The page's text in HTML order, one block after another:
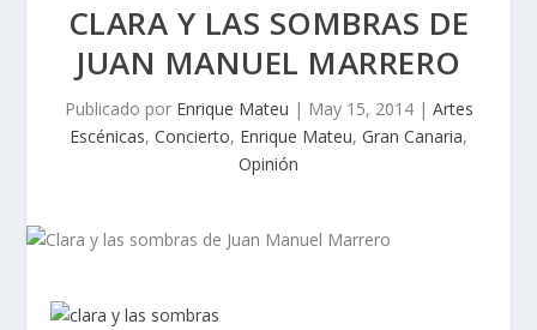
CLARA Y LAS SOMBRAS DE
JUAN MANUEL MARRERO
Publicado por Enrique Mateu | May 15, 2014| Artes
Escénicas, Concierto, Enrique Mateu, Gran Canaria,
Opinión